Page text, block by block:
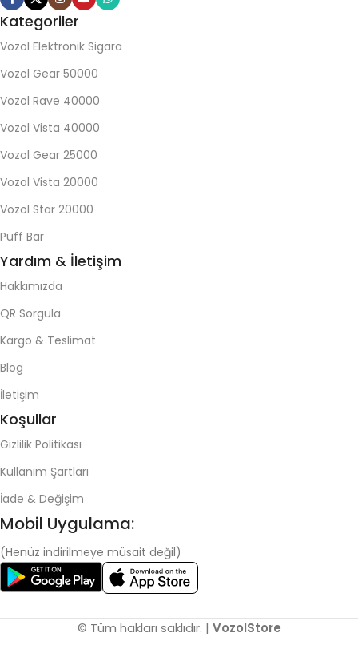
Kategoriler
Vozol Elektronik Sigara
Vozol Gear 50000
Vozol Rave 40000
Vozol Vista 40000
Vozol Gear 25000
Vozol Vista 20000
Vozol Star 20000
Puff Bar
Yardım & İletişim
Hakkımızda
QR Sorgula
Kargo & Teslimat
Blog
İletişim
Koşullar
Gizlilik Politikası
Kullanım Şartları
İade & Değişim
Mobil Uygulama:
(Henüz indirilmeye müsait değil)
© Tüm hakları saklıdır. | VozolStore